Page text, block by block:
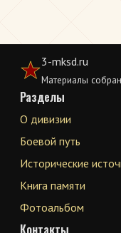
3-mksd.ru
Материалы
Разделы
О дивизии
Боевой путь
Исторические
Книга памяти
Фотоальбом
Контакты